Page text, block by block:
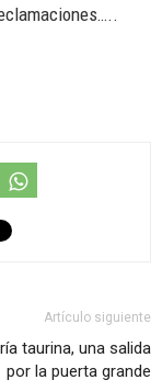
Artículo siguiente
taurina, una salida
por la puerta grande